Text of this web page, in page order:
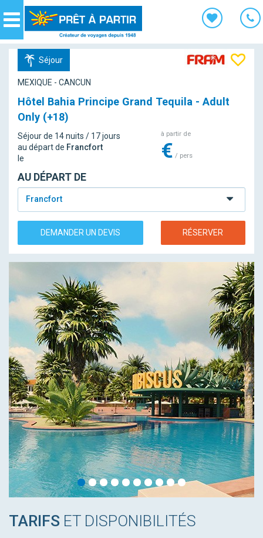
Navigation
Séjour
MEXIQUE - CANCUN
Hôtel Bahia Principe Grand Tequila - Adult
Only (+18)
Séjour de 14 nuits / 17 jours
au départ de Francfort
le
à partir de
€ / pers
AU DÉPART DE
Francfort
DEMANDER UN DEVIS RÉSERVER
TARIFS ET DISPONIBILITÉS
Panneau de gestion des cookies